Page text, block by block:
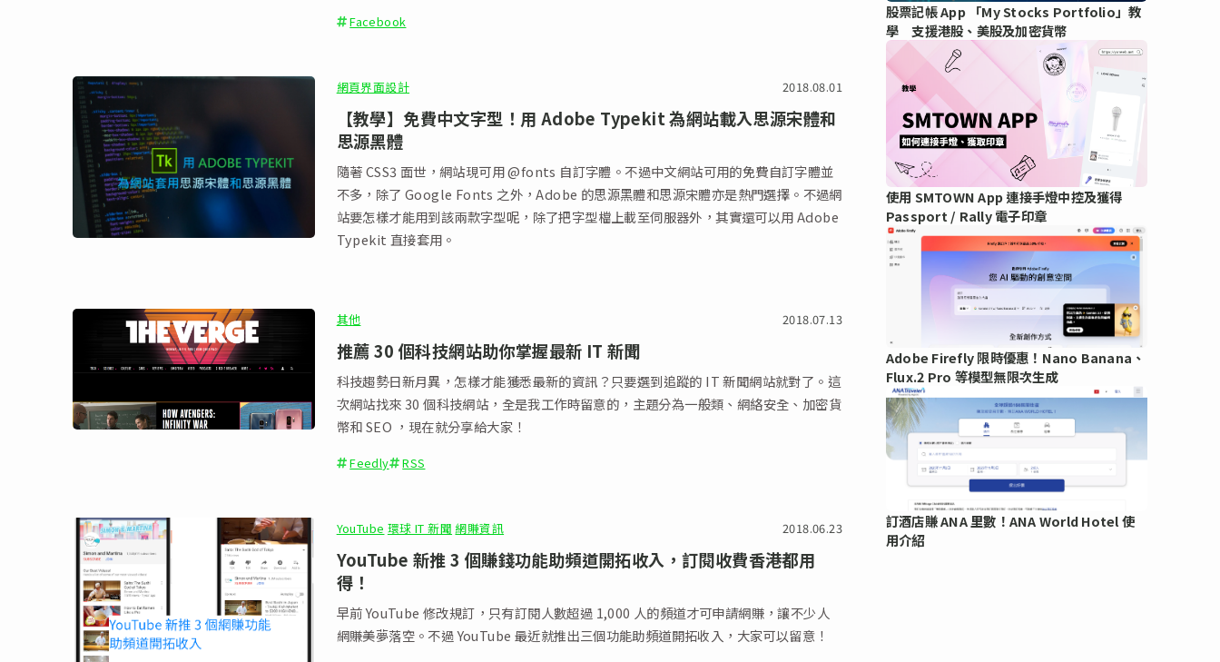
Facebook
網頁界面設計 2018.08.01
【教學】免費中文字型！用 Adobe Typekit 為網站載入思源宋體和
思源黑體
隨著 CSS3 面世，網站現可用 @fonts 自訂字體。不過中文網站可用的免費自訂字體並
不多，除了 Google Fonts 之外，Adobe 的思源黑體和思源宋體亦是熱門選擇。不過網
站要怎樣才能用到該兩款字型呢，除了把字型檔上載至伺服器外，其實還可以用 Adobe
Typekit 直接套用。
其他 2018.07.13
推薦 30 個科技網站助你掌握最新 IT 新聞
科技趨勢日新月異，怎樣才能獲悉最新的資訊？只要選到追蹤的 IT 新聞網站就對了。這
次網站找來 30 個科技網站，全是我工作時留意的，主題分為一般類、網絡安全、加密貨
幣和 SEO ，現在就分享給大家！
Feedly RSS
YouTube 環球 IT 新聞 網賺資訊 2018.06.23
YouTube 新推 3 個賺錢功能助頻道開拓收入，訂閱收費香港都用
得！
早前 YouTube 修改規訂，只有訂閱人數超過 1,000 人的頻道才可申請網賺，讓不少人
網賺美夢落空。不過 YouTube 最近就推出三個功能助頻道開拓收入，大家可以留意！
股票記帳 App 「My Stocks Portfolio」教
學 支援港股、美股及加密貨幣
使用 SMTOWN App 連接手燈中控及獲得
Passport / Rally 電子印章
Adobe Firefly 限時優惠！Nano Banana、
Flux.2 Pro 等模型無限次生成
訂酒店賺 ANA 里數！ANA World Hotel 使
用介紹